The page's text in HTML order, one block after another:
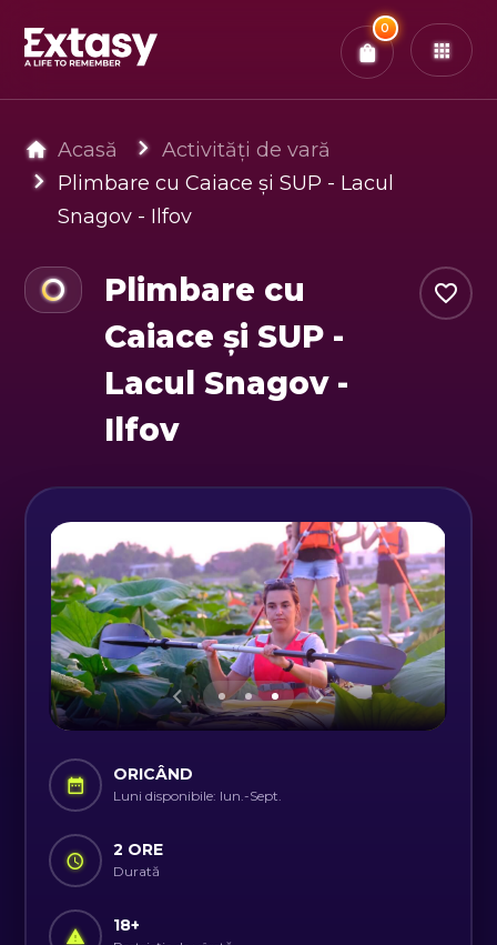
0
x0 Bilete Confirmă & Plătește
Acasă
Activități de vară
Plimbare cu Caiace și SUP - Lacul
Snagov - Ilfov
Plimbare cu
Caiace și SUP -
Lacul Snagov -
Ilfov
ORICÂND
Luni disponibile: Iun.-Sept.
2 ORE
Durată
18+